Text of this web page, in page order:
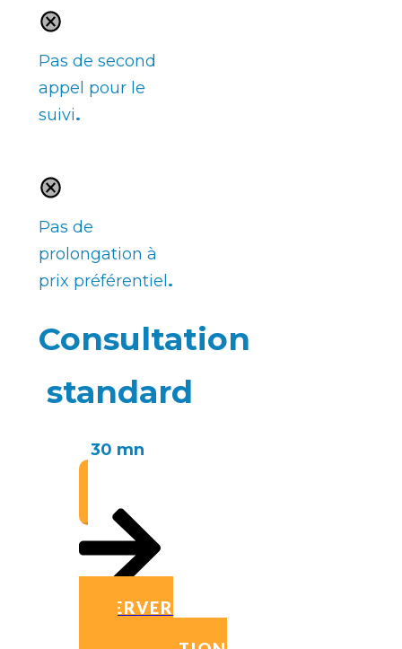
Pas de second
appel pour le
suivi.
Pas de
prolongation à
prix préférentiel.
Consultation
standard
30 mn
RÉSERVER